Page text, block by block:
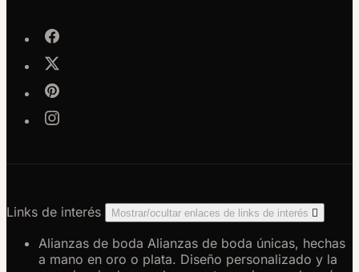
Links de interés Mostrar/ocultar enlaces de links de interés 
Alianzas de boda Alianzas de boda únicas, hechas
a mano en oro o plata. Diseño personalizado y la